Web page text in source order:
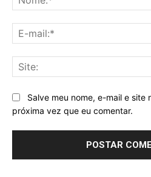
Salve meu nome, e-mail e site
próxima vez que eu comentar.